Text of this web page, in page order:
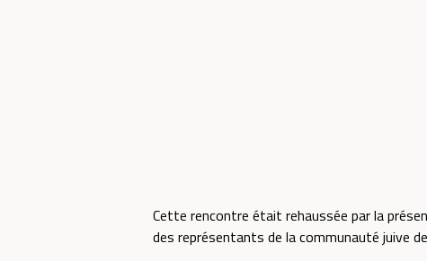
Cette rencontre était rehaussée par la
des représentants de la communauté juive